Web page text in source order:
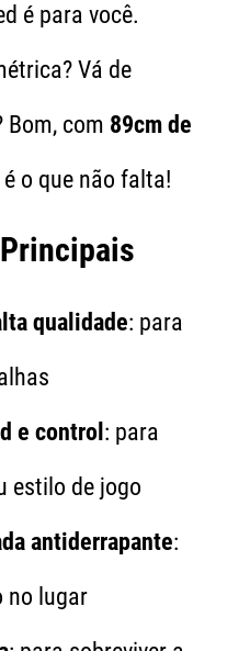
é para você.
Vá de
Bom, com 89cm de
é o que não falta!
qualidade: para
e control : para
estilo de jogo
antiderrapante:
no lugar